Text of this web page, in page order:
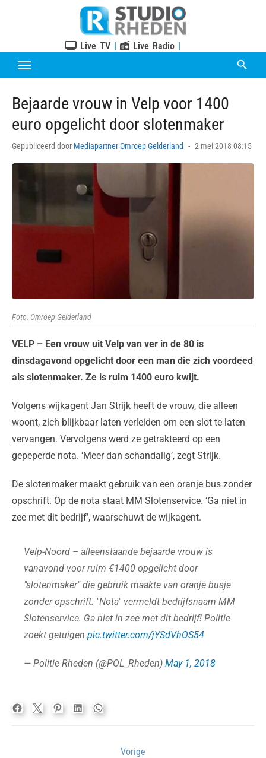
Live TV | Live Radio |
Bejaarde vrouw in Velp voor 1400
euro opgelicht door slotenmaker
Gepubliceerd door Mediapartner Omroep Gelderland
Posted
2 mei 2018 08:15
Foto: Omroep Gelderland
VELP – Een vrouw uit Velp van ver in de 80 is
dinsdagavond opgelicht door een man die zich voordeed
als slotenmaker. Ze is ruim 1400 euro kwijt.
Volgens wijkagent Jan Strijk heeft de vrouw, die alleen
woont, zich blijkbaar laten verleiden om een slot te laten
vervangen. Vervolgens werd ze getrakteerd op een
gepeperde nota. ‘Meer dan schandalig’, zegt Strijk.
De slotenmaker maakt gebruik van een oranje bus zonder
opschrift. Op de nota staat MM Slotenservice. ‘Ga niet in
zee met dit bedrijf’, waarschuwt de wijkagent.
Velp-Noord – alleenstaande bejaarde vrouw is
vanavond voor ruim €1400 opgelicht door
"slotenmaker" die gebruik maakte van oranje busje
zonder opschrift. "Nota" vermeldt bedrijfsnaam MM
Slotenservice. Ga niet in zee met dit bedrijf! Politie
zoekt getuigen pic.twitter.com/jYSdVhOS54
— Politie Rheden (@POL_Rheden) May 1, 2018
Vorige